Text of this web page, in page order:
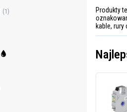
(1)
Produkty
kable, rury